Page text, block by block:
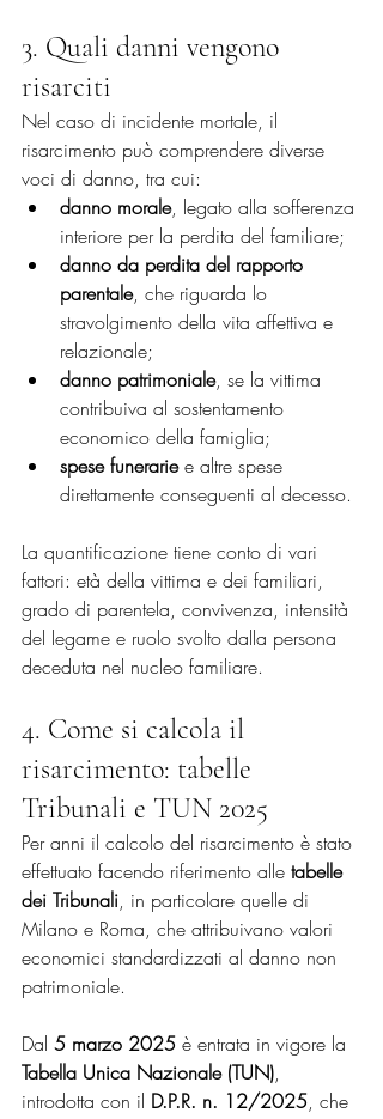
3. Quali danni vengono
risarciti
Nel caso di incidente mortale, il
risarcimento può comprendere diverse
voci di danno, tra cui:
danno morale, legato alla sofferenza
interiore per la perdita del familiare;
danno da perdita del rapporto
parentale, che riguarda lo
stravolgimento della vita affettiva e
relazionale;
danno patrimoniale, se la vittima
contribuiva al sostentamento
economico della famiglia;
spese funerarie e altre spese
direttamente conseguenti al decesso.
La quantificazione tiene conto di vari
fattori: età della vittima e dei familiari,
grado di parentela, convivenza, intensità
del legame e ruolo svolto dalla persona
deceduta nel nucleo familiare.
4. Come si calcola il
risarcimento: tabelle
Tribunali e TUN 2025
Per anni il calcolo del risarcimento è stato
effettuato facendo riferimento alle tabelle
dei Tribunali, in particolare quelle di
Milano e Roma, che attribuivano valori
economici standardizzati al danno non
patrimoniale.
Dal 5 marzo 2025 è entrata in vigore la
Tabella Unica Nazionale (TUN),
introdotta con il D.P.R. n. 12/2025, che